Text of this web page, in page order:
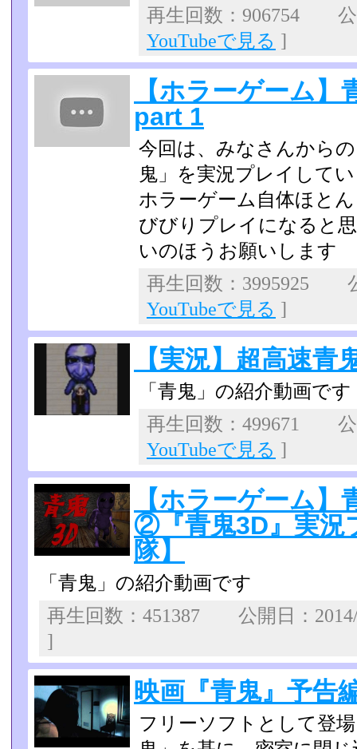
再生回数：906754
YouTubeで見る ]
【ホラーゲーム
part 1
今回は、みなさんから
鬼」を実況プレイして
ホラーゲーム自体ほと
びびりプレイになると
いのほうお願いします
再生回数：3995925
YouTubeで見る ]
【実況】超高速
「青鬼」の紹介動画です
再生回数：499671
YouTubeで見る ]
【ホラーゲーム】
②『青鬼3D』実況
隊】
「青鬼」の紹介動画です
再生回数：451387 公開日：
]
映画『青鬼』予告
フリーソフトとして登